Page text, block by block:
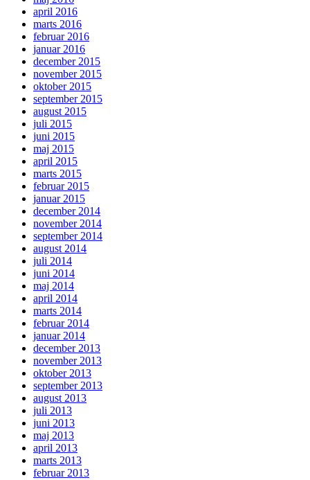
april 2016
marts 2016
februar 2016
januar 2016
december 2015
november 2015
oktober 2015
september 2015
august 2015
juli 2015
juni 2015
maj 2015
april 2015
marts 2015
februar 2015
januar 2015
december 2014
november 2014
september 2014
august 2014
juli 2014
juni 2014
maj 2014
april 2014
marts 2014
februar 2014
januar 2014
december 2013
november 2013
oktober 2013
september 2013
august 2013
juli 2013
juni 2013
maj 2013
april 2013
marts 2013
februar 2013